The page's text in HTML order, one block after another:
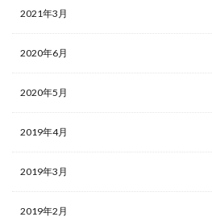
2021年3月
2020年6月
2020年5月
2019年4月
2019年3月
2019年2月